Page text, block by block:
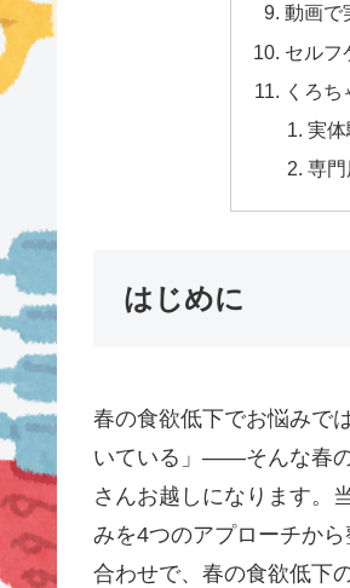
動画で
セルフ
くろ
実体
専
はじめに
春の食欲低下でお悩みで
いている」——そんな春の
さんお越しになります。
みを4つのアプローチか
合わせで、春の食欲低下